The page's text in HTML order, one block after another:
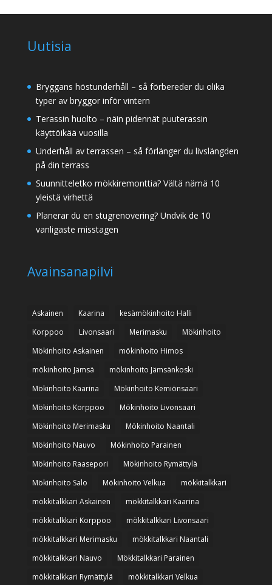
Uutisia
Bryggans höstunderhåll – så förbereder du olika
typer av bryggor inför vintern
Terassin huolto – näin pidennät puuterassin
käyttöikää vuosilla
Underhåll av terrassen – så förlänger du livslängden
på din terrass
Suunnitteletko mökkiremonttia? Vältä nämä 10
yleistä virhettä
Planerar du en stugrenovering? Undvik de 10
vanligaste misstagen
Avainsanapilvi
Askainen Kaarina
kesämökinhoito Halli
Korppoo
Livonsaari Merimasku
Mökinhoito
Mökinhoito Askainen
mökinhoito Himos
mökinhoito Jämsä
mökinhoito Jämsänkoski
Mökinhoito Kaarina
Mökinhoito Kemiönsaari
Mökinhoito Korppoo
Mökinhoito Livonsaari
Mökinhoito Merimasku
Mökinhoito Naantali
Mökinhoito Nauvo
Mökinhoito Parainen
Mökinhoito Raasepori
Mökinhoito Rymättylä
Mökinhoito Salo
Mökinhoito Velkua
mökkitalkkari
mökkitalkkari Askainen
mökkitalkkari Kaarina
mökkitalkkari Korppoo
mökkitalkkari Livonsaari
mökkitalkkari Merimasku
mökkitalkkari Naantali
mökkitalkkari Nauvo
Mökkitalkkari Parainen
mökkitalkkari Rymättylä
mökkitalkkari Velkua